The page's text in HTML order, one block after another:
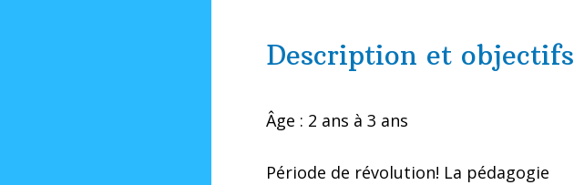
Description et objectifs
Âge : 2 ans à 3 ans
Période de révolution! La pédagogie